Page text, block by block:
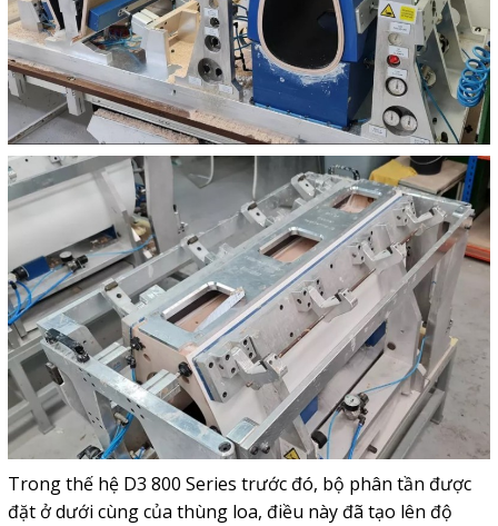
Trongthế hệ D3 800 Series trước đó, bộ phân tần được
đặt ở dưới cùng của thùng loa, điều này đã tạo lên độ